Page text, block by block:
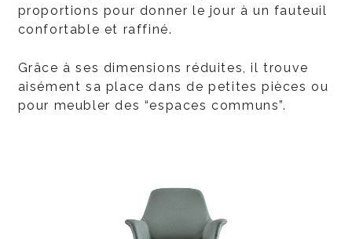
proportions pour donner le jour à un fauteuil
confortable et raffiné.
Grâce à ses dimensions réduites, il trouve
aisément sa place dans de petites pièces ou
pour meubler des “espaces communs”.